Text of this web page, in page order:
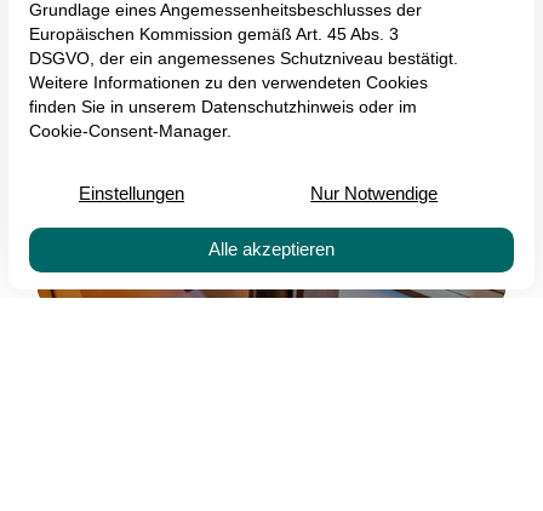
Sauna-Resort